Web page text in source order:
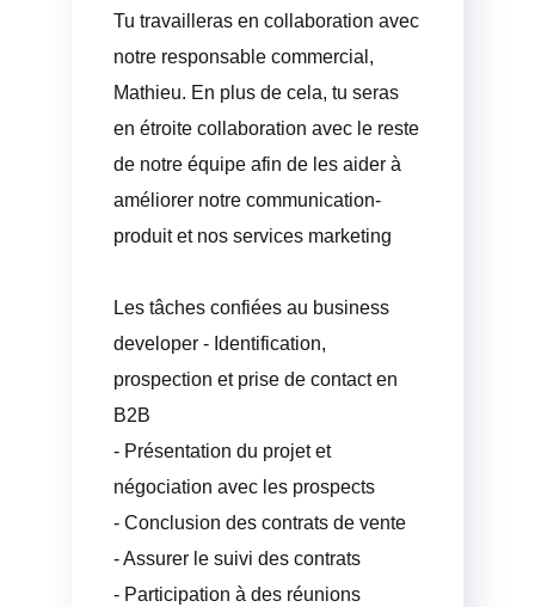
Tu travailleras en collaboration avec
notre responsable commercial,
Mathieu. En plus de cela, tu seras
en étroite collaboration avec le reste
de notre équipe afin de les aider à
améliorer notre communication-
produit et nos services marketing
Les tâches confiées au business
developer - Identification,
prospection et prise de contact en
B2B
- Présentation du projet et
négociation avec les prospects
- Conclusion des contrats de vente
- Assurer le suivi des contrats
- Participation à des réunions